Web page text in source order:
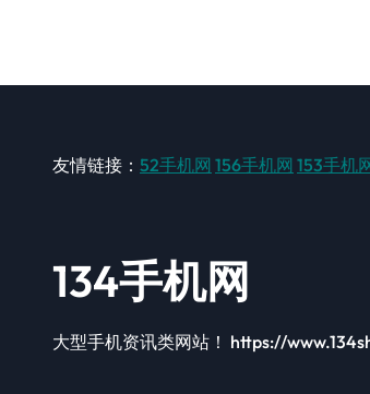
友情链接： 52手机网 156手机网 153手机
134手机网
大型手机资讯类网站！ https://